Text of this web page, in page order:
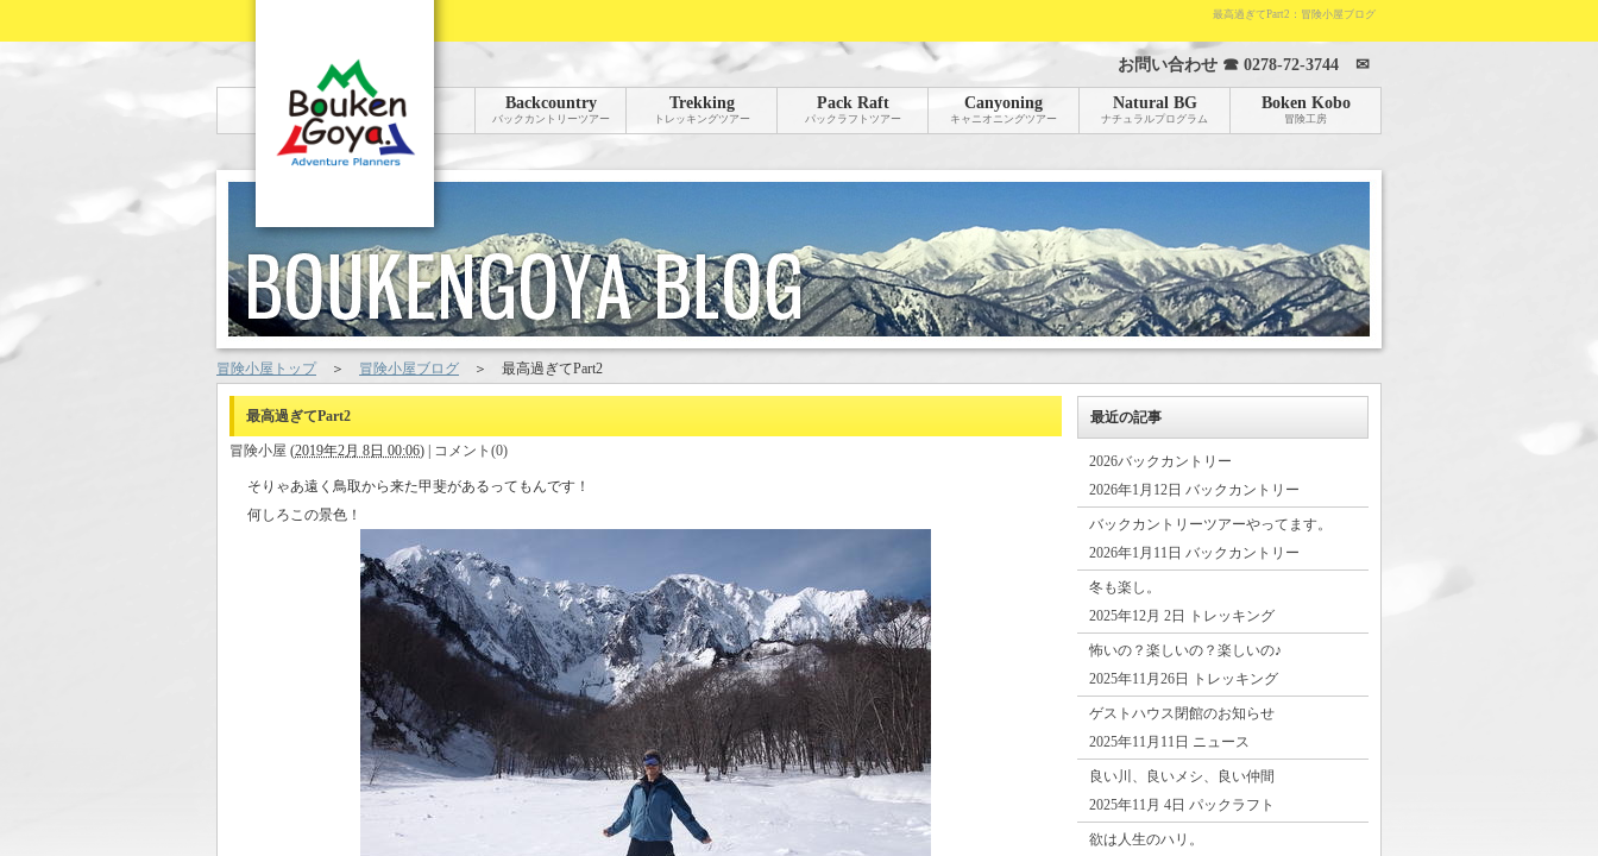
最高過ぎてPart2：冒険小屋ブログ
お問い合わせ ☎ 0278-72-3744 ✉
Backcountry
バックカントリーツアー
Trekking
トレッキングツアー
Pack Raft
パックラフトツアー
Canyoning
キャニオニングツアー
Natural BG
ナチュラルプログラム
Boken Kobo
冒険工房
冒険小屋トップ＞ 冒険小屋ブログ ＞ 最高過ぎてPart2
最高過ぎてPart2
冒険小屋 (2019年2月 8日 00:06) コメント(0)
そりゃあ遠く鳥取から来た甲斐があるってもんです！
何しろこの景色！
最近の記事
2026バックカントリー
2026年1月12日 バックカントリー
バックカントリーツアーやってます。
2026年1月11日 バックカントリー
冬も楽し。
2025年12月 2日 トレッキング
怖いの？楽しいの？楽しいの♪
2025年11月26日 トレッキング
ゲストハウス閉館のお知らせ
2025年11月11日 ニュース
良い川、良いメシ、良い仲間
2025年11月 4日 パックラフト
欲は人生のハリ。